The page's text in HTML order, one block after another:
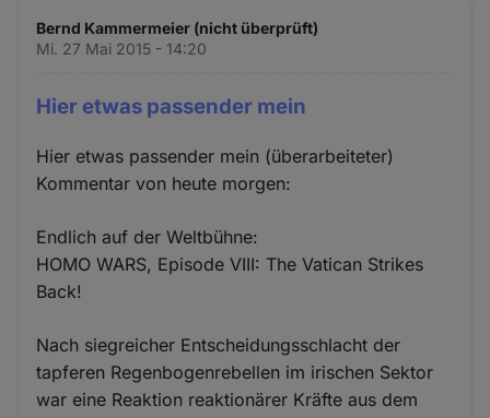
Bernd Kammermeier (nicht überprüft)
Mi. 27 Mai 2015 - 14:20
Hier etwas passender mein
Hier etwas passender mein (überarbeiteter)
Kommentar von heute morgen:
Endlich auf der Weltbühne:
HOMO WARS, Episode VIII: The Vatican Strikes
Back!
Nach siegreicher Entscheidungsschlacht der
tapferen Regenbogenrebellen im irischen Sektor
war eine Reaktion reaktionärer Kräfte aus dem